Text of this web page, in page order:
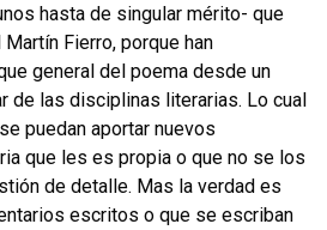
hasta de singular mérito- que
Fierro, porque han
general del poema desde un
de las disciplinas literarias. Lo cual
puedan aportar nuevos
que les es propia o que no se los
de detalle. Mas la verdad es
escritos o que se escriban